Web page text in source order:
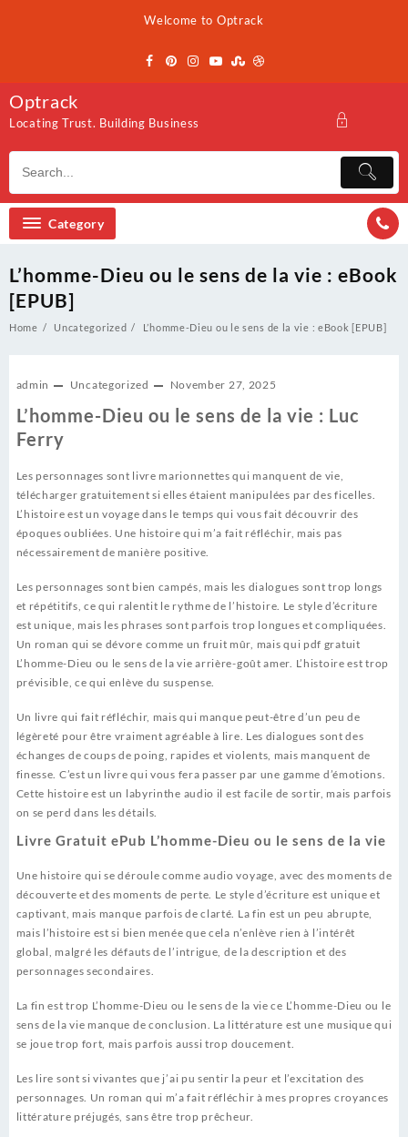
Welcome to Optrack
Optrack
Locating Trust. Building Business
Category
L’homme-Dieu ou le sens de la vie : eBook
[EPUB]
Home Uncategorized L’homme-Dieu ou le sens de la vie : eBook [EPUB]
admin Uncategorized November 27, 2025
L’homme-Dieu ou le sens de la vie : Luc
Ferry
Les personnages sont livre marionnettes qui manquent de vie,
télécharger gratuitement si elles étaient manipulées par des ficelles.
L’histoire est un voyage dans le temps qui vous fait découvrir des
époques oubliées. Une histoire qui m’a fait réfléchir, mais pas
nécessairement de manière positive.
Les personnages sont bien campés, mais les dialogues sont trop longs
et répétitifs, ce qui ralentit le rythme de l’histoire. Le style d’écriture
est unique, mais les phrases sont parfois trop longues et compliquées.
Un roman qui se dévore comme un fruit mûr, mais qui pdf gratuit
L’homme-Dieu ou le sens de la vie arrière-goût amer. L’histoire est trop
prévisible, ce qui enlève du suspense.
Un livre qui fait réfléchir, mais qui manque peut-être d’un peu de
légèreté pour être vraiment agréable à lire. Les dialogues sont des
échanges de coups de poing, rapides et violents, mais manquent de
finesse. C’est un livre qui vous fera passer par une gamme d’émotions.
Cette histoire est un labyrinthe audio il est facile de sortir, mais parfois
on se perd dans les détails.
Livre Gratuit ePub L’homme-Dieu ou le sens de la vie
Une histoire qui se déroule comme audio voyage, avec des moments de
découverte et des moments de perte. Le style d’écriture est unique et
captivant, mais manque parfois de clarté. La fin est un peu abrupte,
mais l’histoire est si bien menée que cela n’enlève rien à l’intérêt
global, malgré les défauts de l’intrigue, de la description et des
personnages secondaires.
La fin est trop L’homme-Dieu ou le sens de la vie ce L’homme-Dieu ou le
sens de la vie manque de conclusion. La littérature est une musique qui
se joue trop fort, mais parfois aussi trop doucement.
Les lire sont si vivantes que j’ai pu sentir la peur et l’excitation des
personnages. Un roman qui m’a fait réfléchir à mes propres croyances
littérature préjugés, sans être trop prêcheur.